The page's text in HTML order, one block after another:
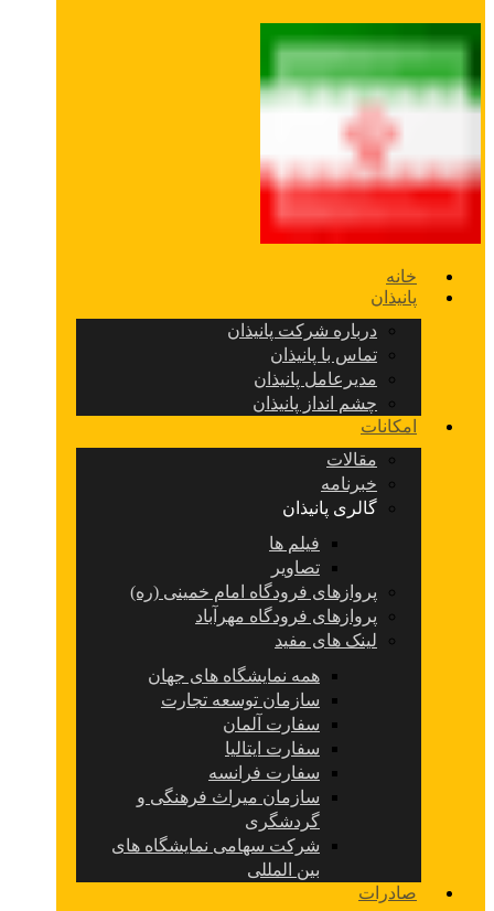
خانه
پانیذان
درباره شرکت پانیذان
تماس با پانیذان
مدیرعامل پانیذان
چشم انداز پانیذان
امکانات
مقالات
خبرنامه
گالری پانیذان
فیلم ها
تصاویر
پروازهای فرودگاه امام خمینی (ره)
پروازهای فرودگاه مهرآباد
لینک های مفید
همه نمایشگاه های جهان
سازمان توسعه تجارت
سفارت آلمان
سفارت ایتالیا
سفارت فرانسه
سازمان میراث فرهنگی و
گردشگری
شرکت سهامی نمایشگاه های
بین المللی
صادرات